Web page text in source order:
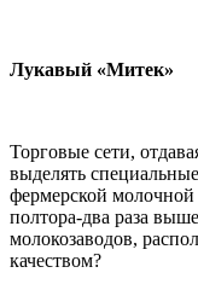
Лукавый «Митек»
Торговые сети,
выделять
фермерской
полтора-два раза
молокозаводов,
качеством?